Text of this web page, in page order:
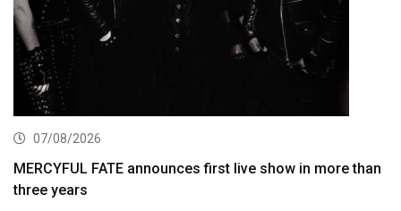
07/08/2026
MERCYFUL FATE announces first live show in more than
three years